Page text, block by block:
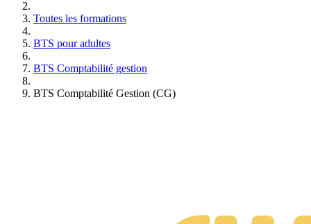
Toutes les formations
BTS pour adultes
BTS Comptabilité gestion
BTS Comptabilité Gestion (CG)